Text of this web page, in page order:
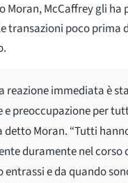
Moran, McCaffrey gli ha
transazioni poco prima
reazione immediata è
preoccupazione per
detto Moran. “Tutti
duramente nel corso
entrassi e da quando